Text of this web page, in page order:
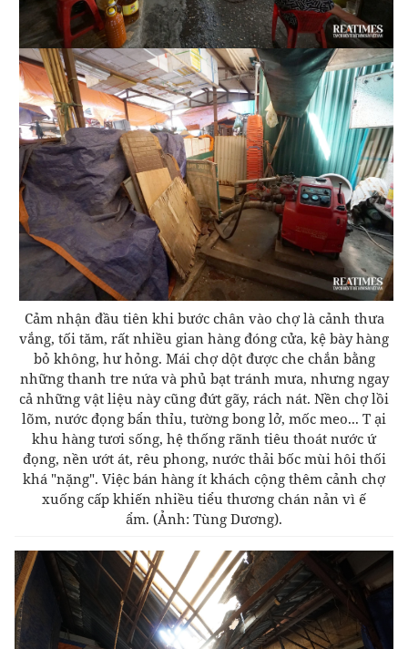
Cảm nhận đầu tiên khi bước chân vào chợ là cảnh thưa
vắng, tối tăm, rất nhiều gian hàng đóng cửa, kệ bày hàng
bỏ không, hư hỏng. Mái chợ dột được che chắn bằng
những thanh tre nứa và phủ bạt tránh mưa, nhưng ngay
cả những vật liệu này cũng đứt gãy, rách nát. Nền chợ lồi
lõm, nước đọng bẩn thỉu, tường bong lở, mốc meo... T ại
khu hàng tươi sống, hệ thống rãnh tiêu thoát nước ứ
đọng, nền ướt át, rêu phong, nước thải bốc mùi hôi thối
khá "nặng". Việc bán hàng ít khách cộng thêm cảnh chợ
xuống cấp khiến nhiều tiểu thương chán nản vì ế
ẩm. (Ảnh: Tùng Dương).